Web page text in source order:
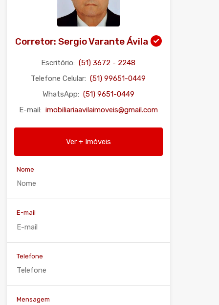
Corretor: Sergio Varante Ávila
Escritório: (51) 3672 - 2248
Telefone Celular: (51) 99651-0449
WhatsApp: (51) 9651-0449
E-mail: imobiliariaavilaimoveis@gmail.com
Ver + Imóveis
Nome
E-mail
Telefone
Mensagem